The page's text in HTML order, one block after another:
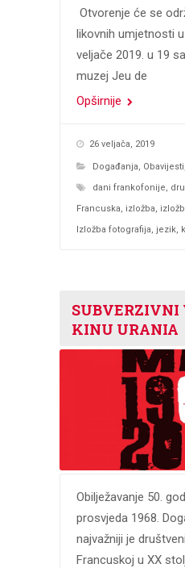
Otvorenje će se
likovnih umjetnosti u
veljače 2019. u 19
muzej Jeu de
Opširnije
26 veljača, 2019
Događanja Obavijesti
dani frankofonije
Francuska
izložba
Izložba fotografija jezik,
SUBVERZIVNI
KINU URANIA
Obilježavanje 50.
prosvjeda 1968.
najvažniji je
Francuskoj u XX